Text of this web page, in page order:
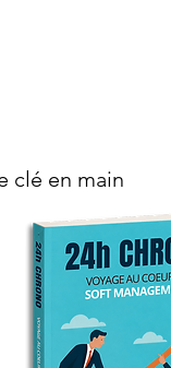
clé en main